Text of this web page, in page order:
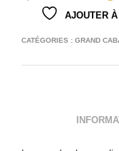
AJOUTER
CATÉGORIES : GRAND